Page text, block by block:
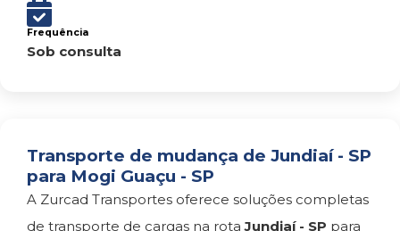
Frequência
Sob consulta
Transporte de mudança de Jundiaí - SP
para Mogi Guaçu - SP
A Zurcad Transportes oferece soluções completas
de transporte de cargas na rotaJundiaí - SP para